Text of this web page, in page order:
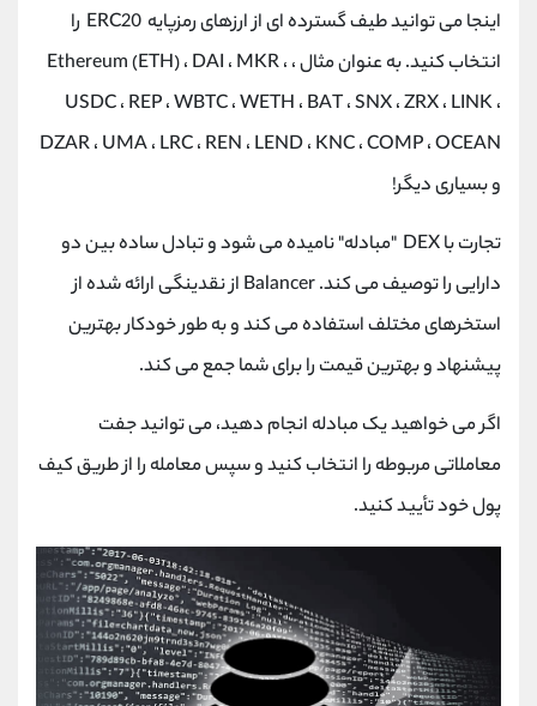
اینجا می توانید طیف گسترده ای از ارزهای رمزپایه ERC20 را
انتخاب کنید. به عنوان مثال ، Ethereum (ETH) ، DAI ، MKR ،
USDC ، REP ، WBTC ، WETH ، BAT ، SNX ، ZRX ، LINK ،
DZAR ، UMA ، LRC ، REN ، LEND ، KNC ، COMP ، OCEAN
و بسیاری دیگر!
تجارت با DEX "مبادله" نامیده می شود و تبادل ساده بین دو
دارایی را توصیف می کند. Balancer از نقدینگی ارائه شده از
استخرهای مختلف استفاده می کند و به طور خودکار بهترین
پیشنهاد و بهترین قیمت را برای شما جمع می کند.
اگر می خواهید یک مبادله انجام دهید، می توانید جفت
معاملاتی مربوطه را انتخاب کنید و سپس معامله را از طریق کیف
پول خود تأیید کنید.